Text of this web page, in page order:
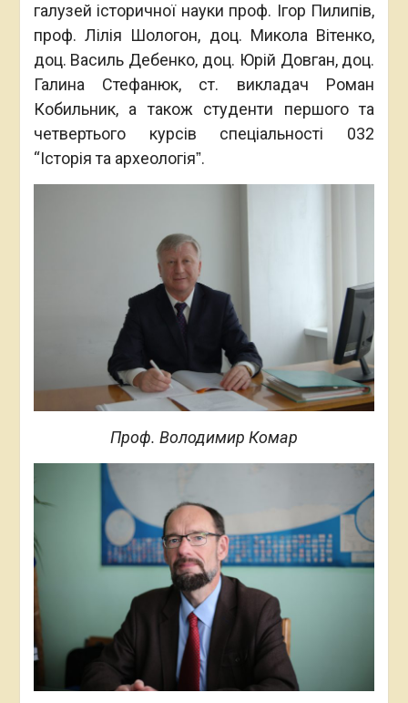
галузей історичної науки проф. Ігор Пилипів,
проф. Лілія Шологон, доц. Микола Вітенко,
доц. Василь Дебенко, доц. Юрій Довган, доц.
Галина Стефанюк, ст. викладач Роман
Кобильник, а також студенти першого та
четвертього курсів спеціальності 032
“Історія та археологіяˮ.
Проф. Володимир Комар